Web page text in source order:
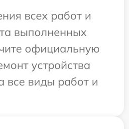
всех работ и
выполненных
официальную
устройства
все виды работ и